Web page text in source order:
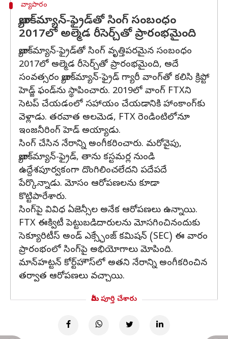
వ్యాపారం
బ్యాంక్‌మ్యాన్-ఫ్రైడ్‌తో సింగ్ సంబంధం
2017లో అల్మెడ రీసెర్చ్‌తో ప్రారంభమైంది
బ్యాంక్‌మ్యాన్-ఫ్రైడ్‌తో సింగ్ వృత్తిపరమైన సంబంధం
2017లో అల్మెడ రీసెర్చ్‌తో ప్రారంభమైంది, అదే
సంవత్సరం బ్యాంక్‌మ్యాన్-ఫ్రైడ్ గ్యారీ వాంగ్‌తో కలిసి క్రిప్టో
హెడ్జ్ ఫండ్‌ను స్థాపించారు. 2019లో వాంగ్ FTXని
సెటప్ చేయడంలో సహాయం చేయడానికి హాంకాంగ్‌కు
వెళ్లాడు. తరవాత అలమెడ, FTX రెండింటిలోనూ
ఇంజనీరింగ్ హెడ్ అయ్యాడు.
సింగ్ చేసిన నేరాన్ని అంగీకరించారు. మరోవైపు,
బ్యాంక్‌మ్యాన్-ఫ్రైడ్, తాను కస్టమర్ల నుండి
ఉద్దేశపూర్వకంగా దొంగిలించలేదని పదేపదే
పేర్కొన్నాడు. మోసం ఆరోపణలను కూడా
కొట్టిపారేశారు.
సింగ్‌పై వివిధ ఏజెన్సీల అనేక ఆరోపణలు ఉన్నాయి.
FTX ఈక్విటీ పెట్టుబడిదారులను మోసగించినందుకు
సెక్యూరిటీస్ అండ్ ఎక్స్ఛేంజ్ కమిషన్ (SEC) ఈ వారం
ప్రారంభంలో సింగ్‌పై అభియోగాలు మోపింది.
మాన్‌హట్టన్ కోర్ట్‌హౌస్‌లో అతని నేరాన్ని అంగీకరించిన
తర్వాత ఆరోపణలు వచ్చాయి.
మీరు పూర్తి చేశారు